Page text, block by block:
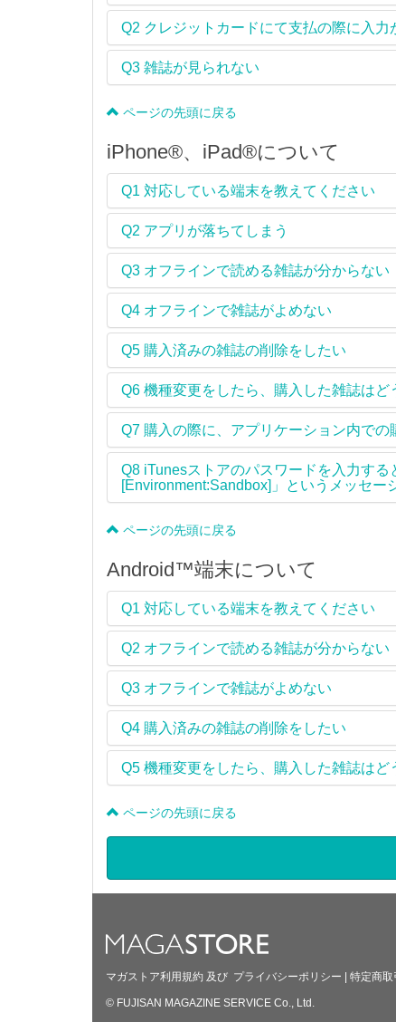
Q2 クレジットカードにて支払の際に入
Q3 雑誌が見られない
ページの先頭に戻る
iPhone®、iPad®について
Q1 対応している端末を教えてください
Q2 アプリが落ちてしまう
Q3 オフラインで読める雑誌が分からない
Q4 オフラインで雑誌がよめない
Q5 購入済みの雑誌の削除をしたい
Q6 機種変更をしたら、購入した雑誌はど
Q7 購入の際に、アプリケーション内で
Q8 iTunesストアのパスワードを入力す
[Environment:Sandbox]」というメッセー
ページの先頭に戻る
Android™端末について
Q1 対応している端末を教えてください
Q2 オフラインで読める雑誌が分からない
Q3 オフラインで雑誌がよめない
Q4 購入済みの雑誌の削除をしたい
Q5 機種変更をしたら、購入した雑誌はど
ページの先頭に戻る
マガストア利用規約 及び プライバシーポリシー 特定商取
© FUJISAN MAGAZINE SERVICE Co., Ltd.